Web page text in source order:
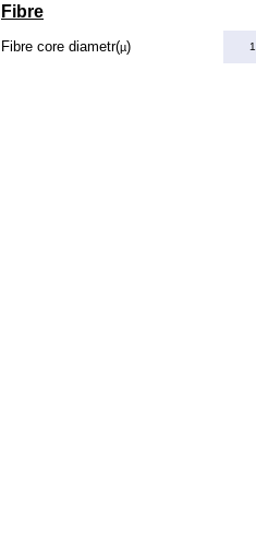
Fibre
Fibre core diametr(µ)